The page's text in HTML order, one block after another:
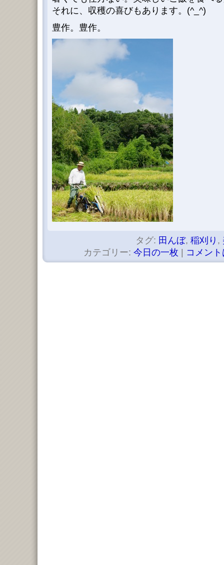
それに、収穫の喜びもあります。(^_^)
豊作。豊作。
タグ: 田んぼ, 稲刈り ,
カテゴリー: 今日の一枚 コメン